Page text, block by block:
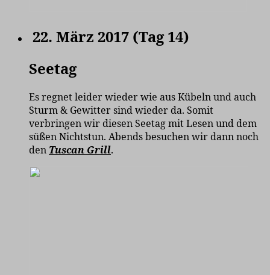
22. März 2017 (Tag 14)
Seetag
Es regnet leider wieder wie aus Kübeln und auch
Sturm & Gewitter sind wieder da. Somit
verbringen wir diesen Seetag mit Lesen und dem
süßen Nichtstun. Abends besuchen wir dann noch
den Tuscan Grill.